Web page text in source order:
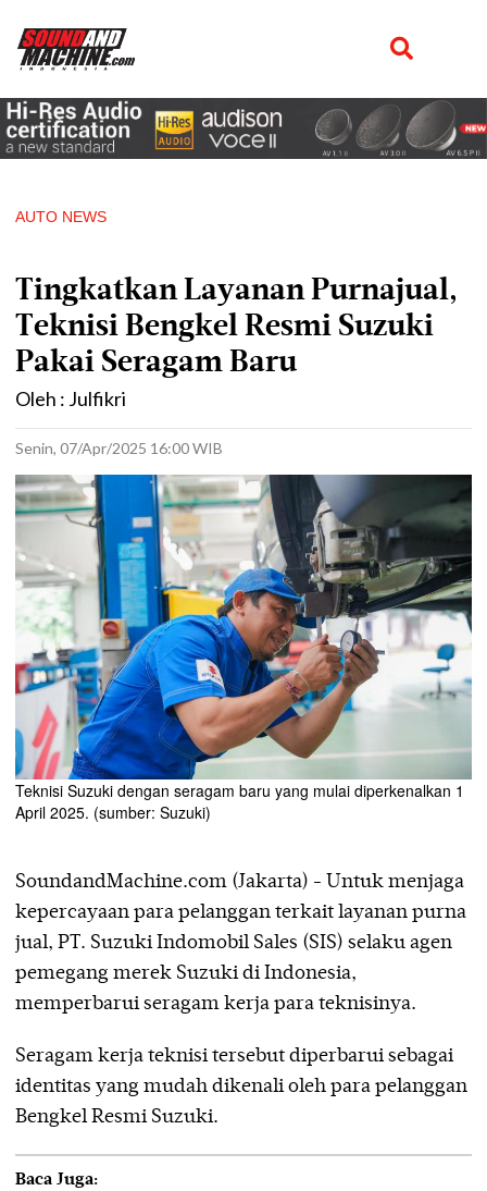
AUTO NEWS
Tingkatkan Layanan Purnajual,
Teknisi Bengkel Resmi Suzuki
Pakai Seragam Baru
Oleh : Julfikri
Senin, 07/Apr/2025 16:00 WIB
Teknisi Suzuki dengan seragam baru yang mulai diperkenalkan 1
April 2025. (sumber: Suzuki)
SoundandMachine.com (Jakarta) - Untuk menjaga
kepercayaan para pelanggan terkait layanan purna
jual, PT. Suzuki Indomobil Sales (SIS) selaku agen
pemegang merek Suzuki di Indonesia,
memperbarui seragam kerja para teknisinya.
Seragam kerja teknisi tersebut diperbarui sebagai
identitas yang mudah dikenali oleh para pelanggan
Bengkel Resmi Suzuki.
Baca Juga: